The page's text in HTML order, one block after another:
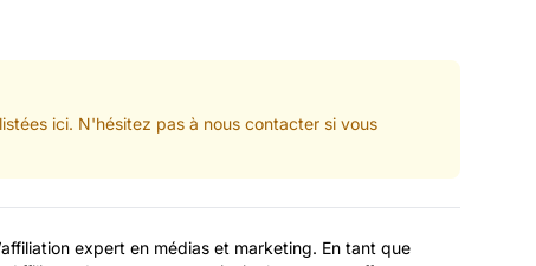
ici. N'hésitez pas à nous contacter si vous
expert en médias et marketing. En tant que